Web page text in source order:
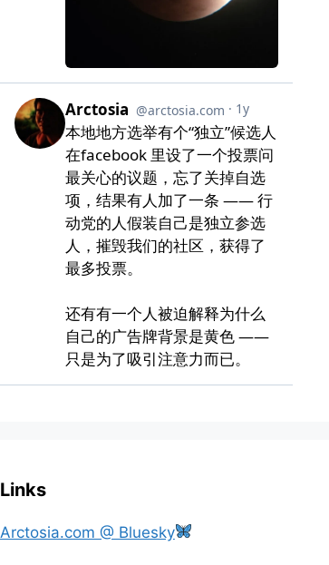
Links
Arctosia.com @ Bluesky